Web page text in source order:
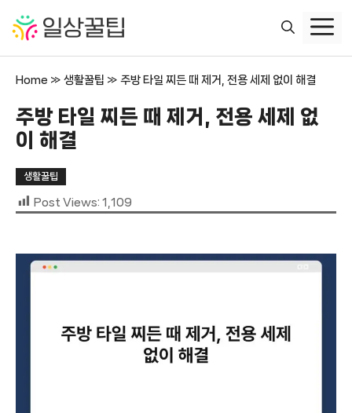
Home » 생활꿀팁 » 주방 타일 찌든 때 제거, 전용 세제 없이 해결
주방 타일 찌든 때 제거, 전용 세제 없
이 해결
생활꿀팁
Post Views: 1,109